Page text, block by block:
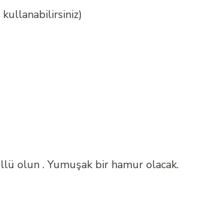
kullanabilirsiniz)
olun . Yumuşak bir hamur olacak.